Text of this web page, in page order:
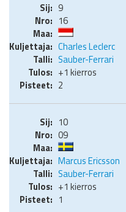
9
16
Charles Leclerc
Sauber-Ferrari
+1 kierros
2
10
09
Marcus Ericsson
Sauber-Ferrari
+1 kierros
1